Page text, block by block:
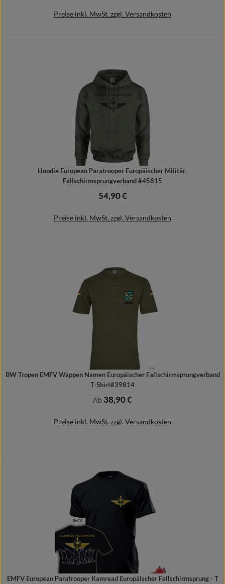
Preise inkl. MwSt. zzgl. Versandkosten
Hoodie European Paratrooper Europäischer Militär-
Fallschirmsprungverband #45815
Regulärer Preis:
54,90 €
Preise inkl. MwSt. zzgl. Versandkosten
Details
BW Tropen EMFV Wappen Namen Europäischer Fallschirmsprungverband
T-Shirt#39814
Regulärer Preis:
Ab 38,90 €
Preise inkl. MwSt. zzgl. Versandkosten
Details
EMFV European Paratrooper Kamread Europäischer Fallschirmsprung - T